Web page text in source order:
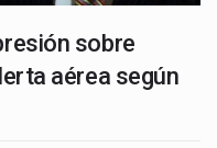
sobre
aérea según